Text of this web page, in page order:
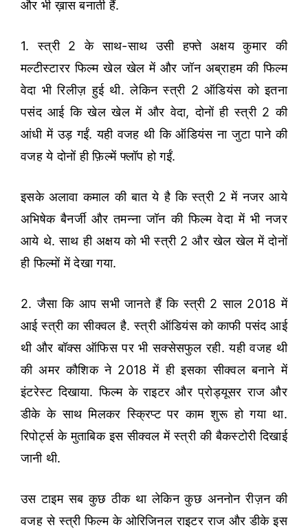
और भी ख़ास बनाती हैं.
1. स्त्री 2 के साथ-साथ उसी हफ्ते अक्षय कुमार की
मल्टीस्टारर फिल्म खेल खेल में और जॉन अब्राहम की फिल्म
वेदा भी रिलीज़ हुई थी. लेकिन स्त्री 2 ऑडियंस को इतना
पसंद आई कि खेल खेल में और वेदा, दोनों ही स्त्री 2 की
आंधी में उड़ गईं. यही वजह थी कि ऑडियंस ना जुटा पाने की
वजह ये दोनों ही फ़िल्में फ्लॉप हो गईं.
इसके अलावा कमाल की बात ये है कि स्त्री 2 में नजर आये
अभिषेक बैनर्जी और तमन्ना जॉन की फिल्म वेदा में भी नजर
आये थे. साथ ही अक्षय को भी स्त्री 2 और खेल खेल में दोनों
ही फिल्मों में देखा गया.
2. जैसा कि आप सभी जानते हैं कि स्त्री 2 साल 2018 में
आई स्त्री का सीक्वल है. स्त्री ऑडियंस को काफी पसंद आई
थी और बॉक्स ऑफिस पर भी सक्सेसफुल रही. यही वजह थी
की अमर कौशिक ने 2018 में ही इसका सीक्वल बनाने में
इंटरेस्ट दिखाया. फिल्म के राइटर और प्रोड्यूसर राज और
डीके के साथ मिलकर स्क्रिप्ट पर काम शुरू हो गया था.
रिपोर्ट्स के मुताबिक इस सीक्वल में स्त्री की बैकस्टोरी दिखाई
जानी थी.
उस टाइम सब कुछ ठीक था लेकिन कुछ अननोन रीज़न की
वजह से स्त्री फिल्म के ओरिजिनल राइटर राज और डीके इस